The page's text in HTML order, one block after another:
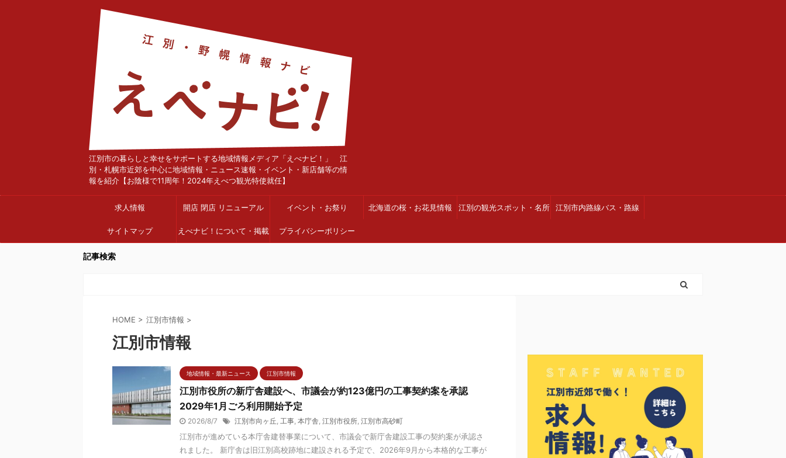
江別市の暮らしと幸せをサポートする地域情報メディア「えべナビ！」 江
別・札幌市近郊を中心に地域情報・ニュース速報・イベント・新店舗等の情
報を紹介【お陰様で11周年！2024年えべつ観光特使就任】
求人情報 開店 閉店 リニューアル イベント・お祭り 北海道の桜・お花見情報 江別の観光スポット・名所 江別市内路線バス・路線
サイトマップ えべナビ！について・掲載 プライバシーポリシー
記事検索
HOME > 江別市情報 >
江別市情報
地域情報・最新ニュース 江別市情報
江別市役所の新庁舎建設へ、市議会が約123億円の工事契約案を承認
2029年1月ごろ利用開始予定
2026/8/7 江別市向ヶ丘, 工事, 本庁舎, 江別市役所, 江別市高砂町
江別市が進めている本庁舎建替事業について、市議会で新庁舎建設工事の契約案が承認さ
れました。 新庁舎は旧江別高校跡地に建設される予定で、2026年9月から本格的な工事が